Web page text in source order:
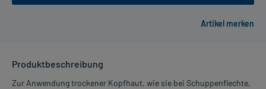
Produktbeschreibung
Zur Anwendung trockener Kopfhaut, wie sie bei Schuppenflechte,